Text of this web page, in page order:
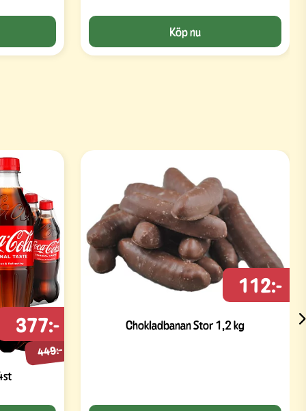
Köp nu
449:-
377:- Chokladbanan Stor 1,2 kg
112:-